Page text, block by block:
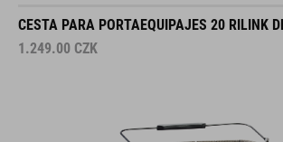
CESTA PARA PORTAEQUIPAJES 20 RILINK
1.249.00 CZK